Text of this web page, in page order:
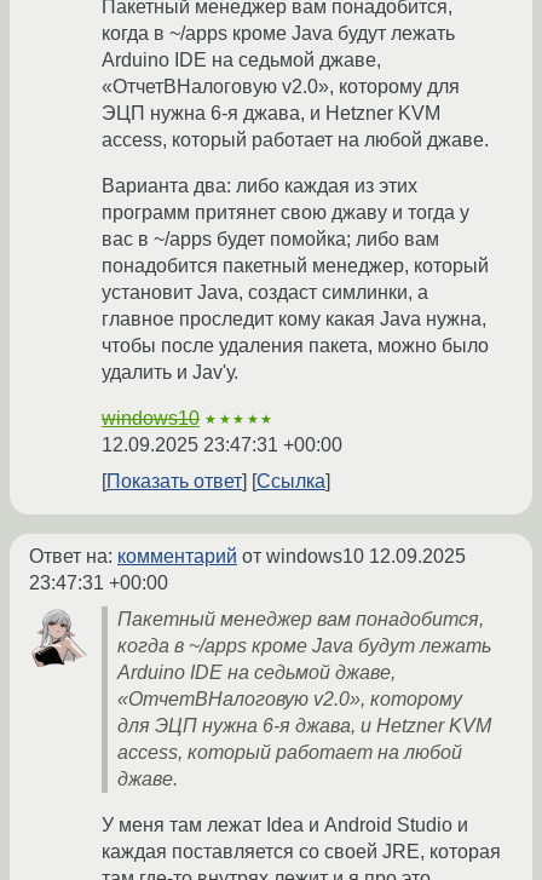
Пакетный менеджер вам понадобится,
когда в ~/apps кроме Java будут лежать
Arduino IDE на седьмой джаве,
«ОтчетВНалоговую v2.0», которому для
ЭЦП нужна 6-я джава, и Hetzner KVM
access, который работает на любой джаве.
Варианта два: либо каждая из этих
программ притянет свою джаву и тогда у
вас в ~/apps будет помойка; либо вам
понадобится пакетный менеджер, который
установит Java, создаст симлинки, а
главное проследит кому какая Java нужна,
чтобы после удаления пакета, можно было
удалить и Jav'у.
windows10 ★★★★★
12.09.2025 23:47:31 +00:00
Показать ответ
Ссылка
Ответ на: комментарий от windows10 12.09.2025
23:47:31 +00:00
Пакетный менеджер вам понадобится,
когда в ~/apps кроме Java будут лежать
Arduino IDE на седьмой джаве,
«ОтчетВНалоговую v2.0», которому
для ЭЦП нужна 6-я джава, и Hetzner KVM
access, который работает на любой
джаве.
У меня там лежат Idea и Android Studio и
каждая поставляется со своей JRE, которая